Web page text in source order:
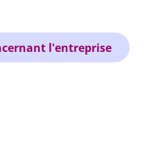
l'entreprise